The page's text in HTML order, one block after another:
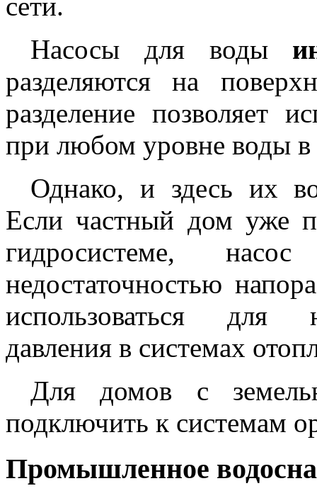
сети.
Насосы для воды
разделяются на
разделение позволяет
при любом уровне воды в
Однако, и здесь их
Если частный дом уже
гидросистеме,
недостаточностью
использоваться для
давления в системах
Для домов с
подключить к системам
Промышленное